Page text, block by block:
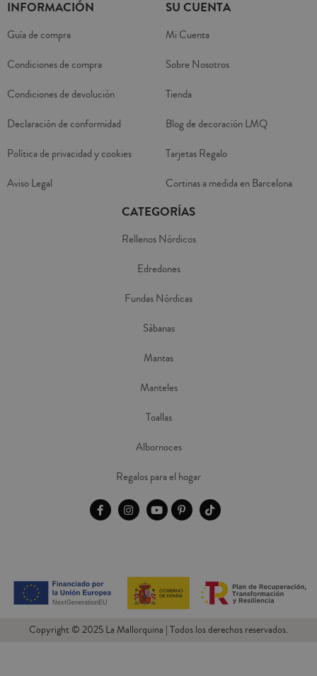
INFORMACIÓN
Guía de compra
Condiciones de compra
Condiciones de devolución
Declaración de conformidad
Política de privacidad y cookies
Aviso Legal
SU CUENTA
Mi Cuenta
Sobre Nosotros
Tienda
Blog de decoración LMQ
Tarjetas Regalo
Cortinas a medida en Barcelona
CATEGORÍAS
Rellenos Nórdicos
Edredones
Fundas Nórdicas
Sábanas
Mantas
Manteles
Toallas
Albornoces
Regalos para el hogar
Copyright © 2025 La Mallorquina | Todos los derechos reservados.